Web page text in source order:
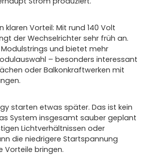
klaren Vorteil: Mit rund 140 Volt
der Wechselrichter sehr früh an.
und bietet mehr
– besonders interessant
oder Balkonkraftwerken mit
starten etwas später. Das ist kein
System insgesamt sauber geplant
Lichtverhältnissen oder
die niedrigere Startspannung
Vorteile bringen.